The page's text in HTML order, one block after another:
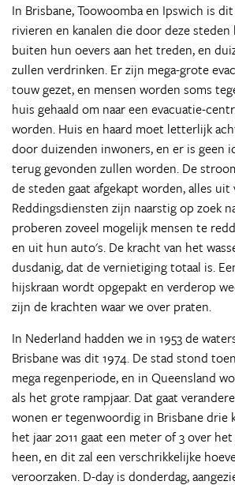
In Brisbane, Toowoomba en Ipswich is
rivieren en kanalen die door deze
buiten hun oevers aan het treden, en
zullen verdrinken. Er zijn mega-grote
touw gezet, en mensen worden soms
huis gehaald om naar een evacuatie-
worden. Huis en haard moet letterlijk
door duizenden inwoners, en er is geen
terug gevonden zullen worden. De
de steden gaat afgekapt worden, alles uit
Reddingsdiensten zijn naarstig op zoek
proberen zoveel mogelijk mensen te
en uit hun auto's. De kracht van het
dusdanig, dat de vernietiging totaal is.
hijskraan wordt opgepakt en verderop
zijn de krachten waar we over praten.
In Nederland hadden we in 1953 de
Brisbane was dit 1974. De stad stond
mega regenperiode, en in Queensland
als het grote rampjaar. Dat gaat
wonen er tegenwoordig in Brisbane drie
het jaar 2011 gaat een meter of 3 over
heen, en dit zal een verschrikkelijke
veroorzaken. D-day is donderdag,